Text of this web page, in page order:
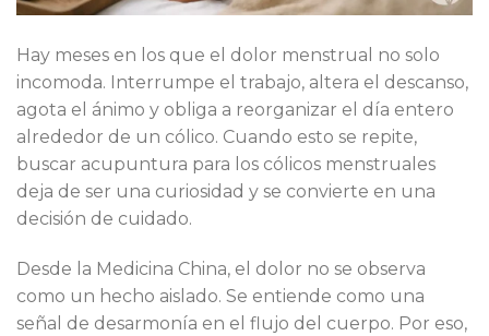
Hay meses en los que el dolor menstrual no solo
incomoda. Interrumpe el trabajo, altera el descanso,
agota el ánimo y obliga a reorganizar el día entero
alrededor de un cólico. Cuando esto se repite,
buscar acupuntura para los cólicos menstruales
deja de ser una curiosidad y se convierte en una
decisión de cuidado.
Desde la Medicina China, el dolor no se observa
como un hecho aislado. Se entiende como una
señal de desarmonía en el flujo del cuerpo. Por eso,